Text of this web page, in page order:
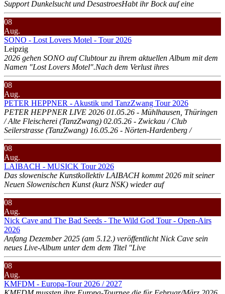
Support Dunkelsucht und DesastroesHabt ihr Bock auf eine
08
Aug.
SONO - Lost Lovers Motel - Tour 2026
Leipzig
2026 gehen SONO auf Clubtour zu ihrem aktuellen Album mit dem
Namen "Lost Lovers Motel".Nach dem Verlust ihres
08
Aug.
PETER HEPPNER - Akustik und TanzZwang Tour 2026
PETER HEPPNER LIVE 2026 01.05.26 - Mühlhausen, Thüringen
/ Alte Fleischerei (TanzZwang) 02.05.26 - Zwickau / Club
Seilerstrasse (TanzZwang) 16.05.26 - Nörten-Hardenberg /
08
Aug.
LAIBACH - MUSICK Tour 2026
Das slowenische Kunstkollektiv LAIBACH kommt 2026 mit seiner
Neuen Slowenischen Kunst (kurz NSK) wieder auf
08
Aug.
Nick Cave and The Bad Seeds - The Wild God Tour - Open-Airs
2026
Anfang Dezember 2025 (am 5.12.) veröffentlicht Nick Cave sein
neues Live-Album unter dem dem Titel "Live
08
Aug.
KMFDM - Europa-Tour 2026 / 2027